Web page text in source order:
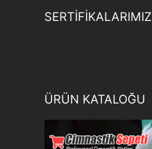
SERTİFİKALARIMIZ
ÜRÜN KATALOĞU